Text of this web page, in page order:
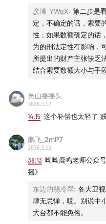
视觉设计｜唐z、大夹子
🙋 欢迎互动
劳东燕微博
看理想微博
商业合作：
本期节目已经在看理想、小
乐、喜马拉雅同步上线啦！
彦博_YWqX: 第二步是
定，不确定的话，索要
性；如果数额确定的话
为的刑法定性有影响，
所提出的财产主张缺乏
结合索要数额大小与手
吴山摇摇头
2026.3.12
14:15 这个补偿也太轻了
鹏飞_2mP7
2026.3.12
38:13 呦呦鹿鸣老师公众
摇》
东边的翡冷翠: 各大卫
肆无忌惮，哎。别说中
大台都不能免俗。